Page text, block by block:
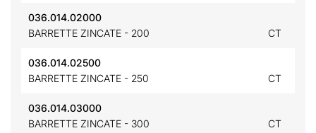
036.014.02000
BARRETTE ZINCATE - 200
CT
036.014.02500
BARRETTE ZINCATE - 250
CT
036.014.03000
BARRETTE ZINCATE - 300
CT